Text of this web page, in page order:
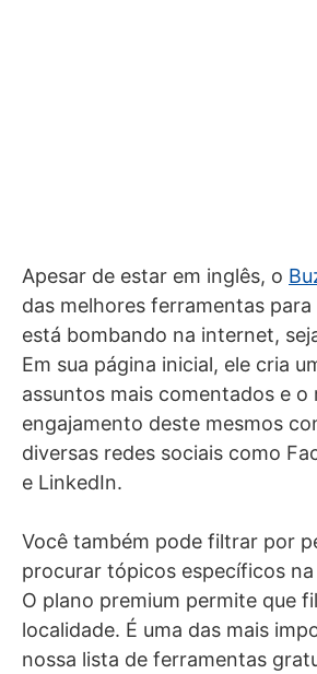
Apesar de estar em inglês, o
das melhores ferramentas para
está bombando na internet,
Em sua página inicial, ele cria
assuntos mais comentados e o
engajamento deste mesmos
diversas redes sociais como
e LinkedIn.
Você também pode filtrar por
procurar tópicos específicos
O plano premium permite que
localidade. É uma das mais
nossa lista de ferramentas